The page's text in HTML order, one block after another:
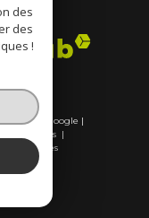
by Google |
légales
Cookies
des
des
!